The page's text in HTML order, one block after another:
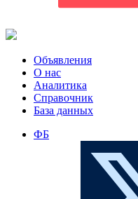
Объявления
О нас
Аналитика
Справочник
База данных
ФБ